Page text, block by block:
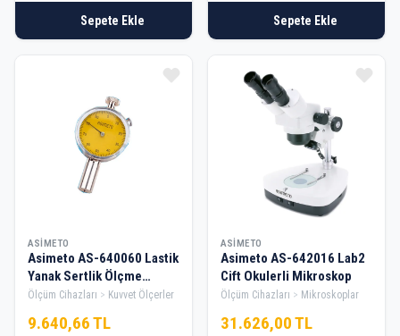
Sepete Ekle Sepete Ekle
ASIMETO
Asimeto AS-640060 Lastik
Yanak Sertlik Ölçme
Cihazı (Shore A)
Ölçüm Cihazları Kuvvet Ölçerler
9.640,66 TL
ASIMETO
Asimeto AS-642016 Lab2
Cift Okulerli Mikroskop
Ölçüm Cihazları Mikroskoplar
31.626,00 TL